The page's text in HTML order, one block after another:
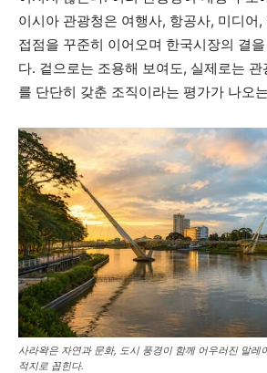
이시아 관광청은 여행사, 항공사, 미디어
접점을 꾸준히 이어오며 한국시장의 결
다. 겉으로는 조용해 보여도, 실제로는
를 단단히 갖춘 조직이라는 평가가 나오
사라왁은 자연과 문화, 도시 풍경이 함께 어우러진 말레
적지로 꼽힌다.